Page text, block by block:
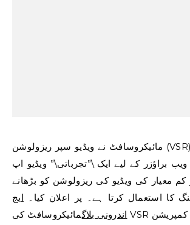
مائیکروسافٹ نے ویڈیو سپر ریزولوشن (VSR) کی نقاب کشائی
براؤزر کے لیے ایک \”تجرباتی\” ویڈیو اپ
معیار کی ویڈیو کی ریزولوشن کو بڑھانے
کا استعمال کرتا ہے۔ پر اعلان کیا۔ ایج
اندرونی بلاگمائیکروسافٹ کی VSR ٹیکنالوجی \”بلاکی کمپریشن